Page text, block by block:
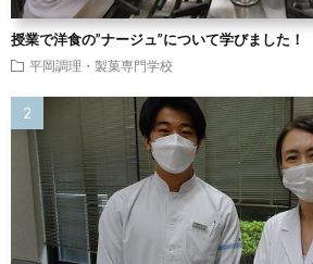
授業で洋食の”ナージュ”について学びました！
平岡調理・製菓専門学校